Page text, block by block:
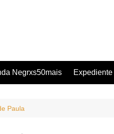
Negrxs50mais Expediente
Paula